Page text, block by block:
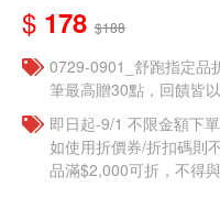
$ 178 $188
0729-0901_舒跑指定品
筆最高贈30點，回饋皆
即日起-9/1 不限金額下
如使用折價券/折扣碼則
品滿$2,000可折，不得